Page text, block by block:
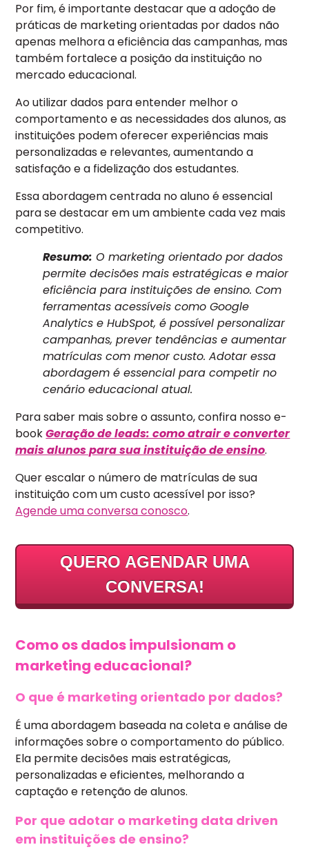
Por fim, é importante destacar que a adoção de
práticas de marketing orientadas por dados não
apenas melhora a eficiência das campanhas, mas
também fortalece a posição da instituição no
mercado educacional.
Ao utilizar dados para entender melhor o
comportamento e as necessidades dos alunos, as
instituições podem oferecer experiências mais
personalizadas e relevantes, aumentando a
satisfação e a fidelização dos estudantes.
Essa abordagem centrada no aluno é essencial
para se destacar em um ambiente cada vez mais
competitivo.
Resumo: O marketing orientado por dados
permite decisões mais estratégicas e maior
eficiência para instituições de ensino. Com
ferramentas acessíveis como Google
Analytics e HubSpot, é possível personalizar
campanhas, prever tendências e aumentar
matrículas com menor custo. Adotar essa
abordagem é essencial para competir no
cenário educacional atual.
Para saber mais sobre o assunto, confira nosso e-
bookGeração de leads: como atrair e converter
mais alunos para sua instituição de ensino.
Quer escalar o número de matrículas de sua
instituição com um custo acessível por isso?
Agende uma conversa conosco.
QUERO AGENDAR UMA
CONVERSA!
Como os dados impulsionam o
marketing educacional?
O que é marketing orientado por dados?
É uma abordagem baseada na coleta e análise de
informações sobre o comportamento do público.
Ela permite decisões mais estratégicas,
personalizadas e eficientes, melhorando a
captação e retenção de alunos.
Por que adotar o marketing data driven
em instituições de ensino?